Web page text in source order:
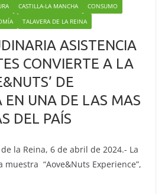
CASTILLA-LA MANCHA
CONSUMO
TALAVERA DE LA REINA
ASISTENCIA
CONVIERTE A LA
DE
EN UNA DE LAS MAS
DEL PAÍS
la Reina, 6 de abril de 2024.- La
“Aove&Nuts Experience”,